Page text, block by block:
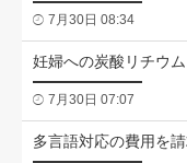
7月30日 08:34
妊婦への炭酸リチウ
7月30日 07:07
多言語対応の費用を